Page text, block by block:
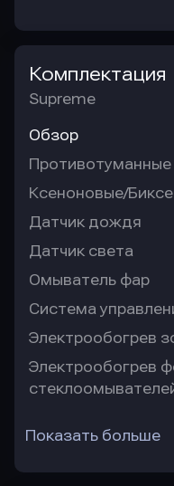
Комплектация
Supreme
Обзор
Ксеноновые/
Датчик дождя
Датчик света
Омыватель фар
Система
Электрообогрев
Электрообогрев
Показать больше